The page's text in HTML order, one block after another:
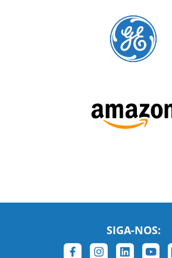
SIGA-NOS: